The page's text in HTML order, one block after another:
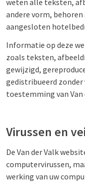
weten alle teksten,
andere vorm, behoren
aangesloten
Informatie op deze
zoals teksten,
gewijzigd,
gedistribueerd
toestemming van Van
Virussen en
De Van der Valk
computervirussen,
werking van uw